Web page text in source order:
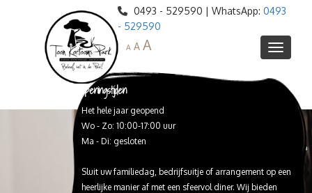
0493 - 529590 | WhatsApp:0493
- 529590
A A A
Informatie
Agenda
Ontdek het park
Openingstijden
Het hele jaar geopend
Wo - Zo: 10:00-17:00 uur
Ma - Di: gesloten
Sluit uw familiedag, bedrijfsuitje of arrangement op een
heerlijke manier af met een sfeervol diner. Wij bieden